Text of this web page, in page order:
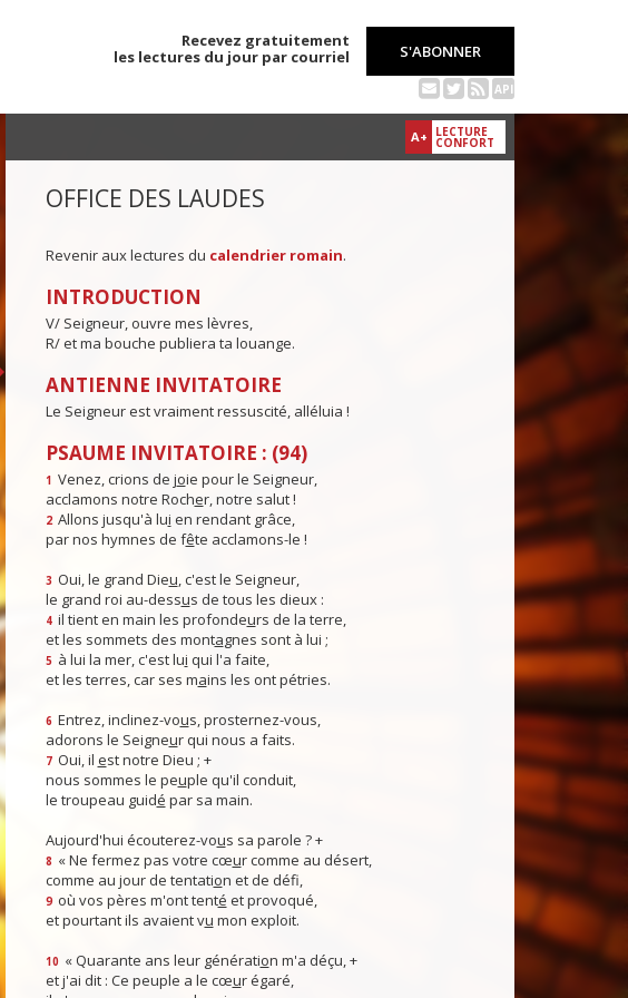
Recevez gratuitement
les lectures du jour par courriel
S'ABONNER
API
A+ LECTURE
CONFORT
OFFICE DES LAUDES
Revenir aux lectures du calendrier romain.
INTRODUCTION
V/ Seigneur, ouvre mes lèvres,
R/ et ma bouche publiera ta louange.
ANTIENNE INVITATOIRE
Le Seigneur est vraiment ressuscité, alléluia !
PSAUME INVITATOIRE : (94)
1 Venez, crions de joie pour le Seigneur,
acclamons notre Rocher, notre salut !
2 Allons jusqu'à lui en rendant grâce,
par nos hymnes de fête acclamons-le !
3 Oui, le grand Dieu, c'est le Seigneur,
le grand roi au-dessus de tous les dieux :
4 il tient en main les profondeurs de la terre,
et les sommets des montagnes sont à lui ;
5 à lui la mer, c'est lui qui l'a faite,
et les terres, car ses mains les ont pétries.
6 Entrez, inclinez-vous, prosternez-vous,
adorons le Seigneur qui nous a faits.
7 Oui, il est notre Dieu ; +
nous sommes le peuple qu'il conduit,
le troupeau guidé par sa main.
Aujourd'hui écouterez-vous sa parole ? +
8 « Ne fermez pas votre cœur comme au désert,
comme au jour de tentation et de défi,
9 où vos pères m'ont tenté et provoqué,
et pourtant ils avaient vu mon exploit.
10 « Quarante ans leur génération m'a déçu, +
et j'ai dit : Ce peuple a le cœur égaré,